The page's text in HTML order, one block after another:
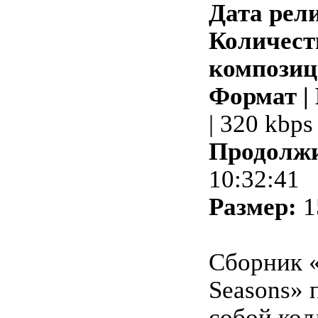
Дата
Формат |
| 320 kbps
10:32:41
Размер:
Сборник
Seasons»